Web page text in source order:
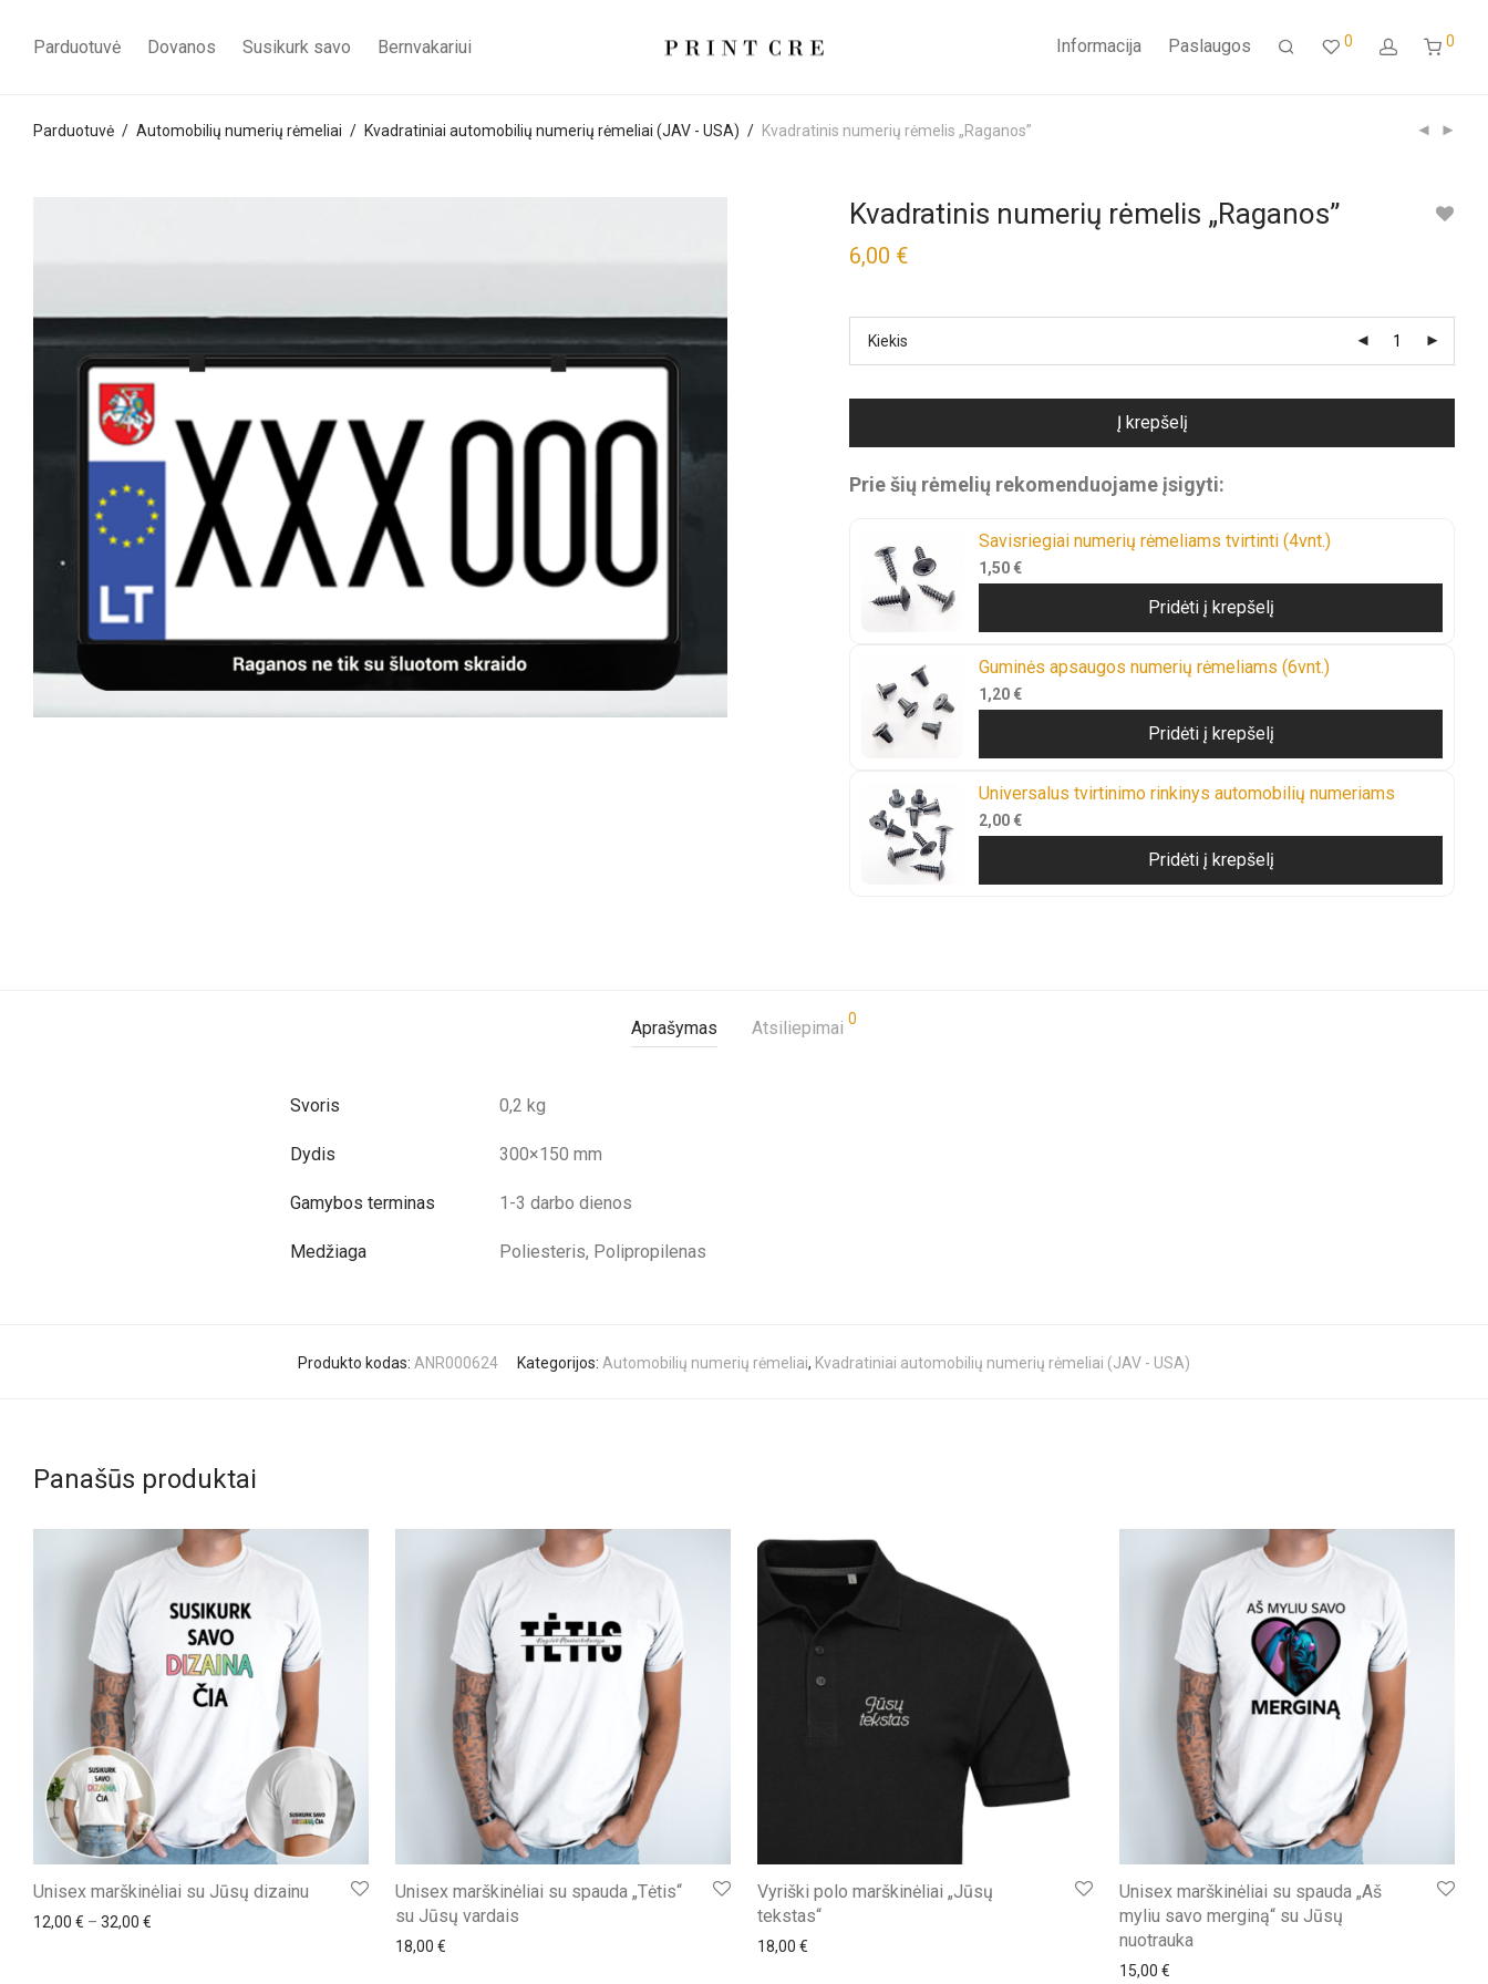
Parduotuvė Dovanos Susikurk savo Bernvakariui Informacija Paslaugos 0 0
Parduotuvė / Automobilių numerių rėmeliai / Kvadratiniai automobilių numerių rėmeliai (JAV - USA) / Kvadratinis numerių rėmelis „Raganos”
Kvadratinis numerių rėmelis „Raganos”
6,00 €
Kiekis
Į krepšelį
Prie šių rėmelių rekomenduojame įsigyti:
Savisriegiai numerių rėmeliams tvirtinti (4vnt.)
1,50 €
Pridėti į krepšelį
Guminės apsaugos numerių rėmeliams (6vnt.)
1,20 €
Pridėti į krepšelį
Universalus tvirtinimo rinkinys automobilių numeriams
2,00 €
Pridėti į krepšelį
Aprašymas Atsiliepimai 0
Svoris 0,2 kg
Dydis 300×150 mm
Gamybos terminas 1-3 darbo dienos
Medžiaga Poliesteris, Polipropilenas
Produkto kodas: ANR000624 Kategorijos: Automobilių numerių rėmeliai, Kvadratiniai automobilių numerių rėmeliai (JAV - USA)
Panašūs produktai
Unisex marškinėliai su Jūsų dizainu
12,00 € – 32,00 € Price range: 12,00 € through 32,00 €
Unisex marškinėliai su spauda „Tėtis“
su Jūsų vardais
18,00 €
Vyriški polo marškinėliai „Jūsų
tekstas“
18,00 €
Unisex marškinėliai su spauda „Aš
myliu savo merginą“ su Jūsų
nuotrauka
15,00 €